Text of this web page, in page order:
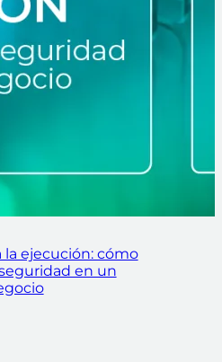
la ejecución: cómo
en un